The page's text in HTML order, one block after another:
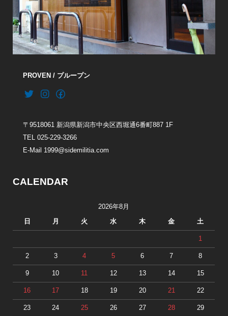
PROVEN / プループン
〒9518061 新潟県新潟市中央区西堀通6番町887 1F
TEL 025-229-3266
E-Mail 1999@sidemilitia.com
CALENDAR
2026年8月
日 月 火 水 木 金 土
1
2 3 4 5 6 7 8
9 10 11 12 13 14 15
16 17 18 19 20 21 22
23 24 25 26 27 28 29